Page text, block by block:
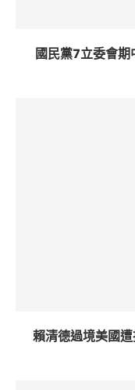
國民黨7立委會
賴清德過境美國